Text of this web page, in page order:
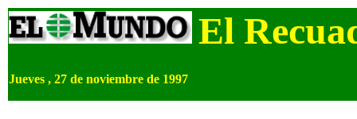
El
Jueves , 27 de noviembre de 1997